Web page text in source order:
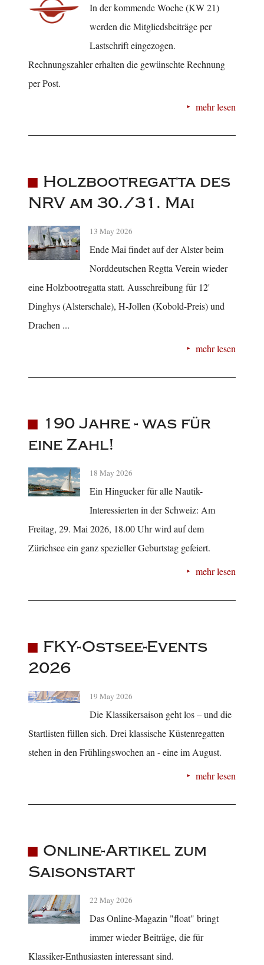
In der kommende Woche (KW 21)
werden die Mitgliedsbeiträge per
Lastschrift eingezogen.
Rechnungszahler erhalten die gewünschte Rechnung
per Post.
mehr lesen
Holzbootregatta des
NRV am 30./31. Mai
13 May 2026
Ende Mai findet auf der Alster beim
Norddeutschen Regtta Verein wieder
eine Holzbootregatta statt. Ausschreibung für 12'
Dinghys (Alsterschale), H-Jollen (Kobold-Preis) und
Drachen ...
mehr lesen
190 Jahre - was für
eine Zahl!
18 May 2026
Ein Hingucker für alle Nautik-
Interessierten in der Schweiz: Am
Freitag, 29. Mai 2026, 18.00 Uhr wird auf dem
Zürichsee ein ganz spezieller Geburtstag gefeiert.
mehr lesen
FKY-Ostsee-Events
2026
19 May 2026
Die Klassikersaison geht los – und die
Startlisten füllen sich. Drei klassische Küstenregatten
stehen in den Frühlingswochen an - eine im August.
mehr lesen
Online-Artikel zum
Saisonstart
22 May 2026
Das Online-Magazin "float" bringt
immer wieder Beiträge, die für
Klassiker-Enthusiasten interessant sind.